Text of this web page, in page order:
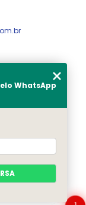
WhatsApp